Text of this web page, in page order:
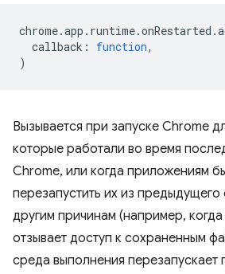
chrome.app . runtime.onRestarted .
callback : function,
)
Вызывается при запуске Chrome
которые работали во время
Chrome, или когда приложениям
перезапустить их из предыдущего
другим причинам (например, когда
отзывает доступ к сохраненным
среда выполнения перезапускает